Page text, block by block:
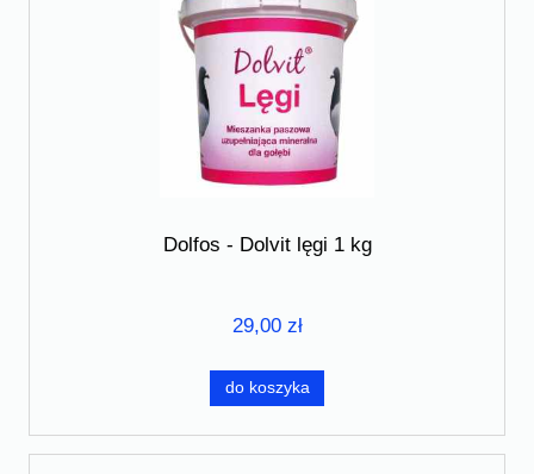
Dolfos - Dolvit lęgi 1 kg
29,00 zł
do koszyka